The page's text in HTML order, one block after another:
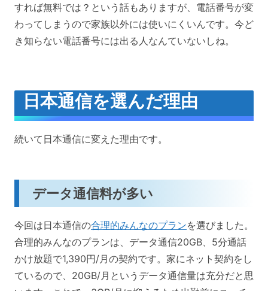
すれば無料では？という話もありますが、電話番号が変
わってしまうので家族以外には使いにくいんです。今ど
き知らない電話番号には出る人なんていないしね。
日本通信を選んだ理由
続いて日本通信に変えた理由です。
データ通信料が多い
今回は日本通信の合理的みんなのプランを選びました。
合理的みんなのプランは、データ通信20GB、5分通話
かけ放題で1,390円/月の契約です。家にネット契約をし
ているので、20GB/月というデータ通信量は充分だと思